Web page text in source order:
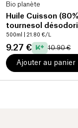
Bio planète
Huile Cuisson
tournesol
huile olive vierge
500ml | 21.80 €/L
9.27 € 10.90 €
Ajouter au panier